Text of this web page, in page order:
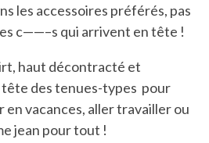
les accessoires préférés, pas
c——–s qui arrivent en tête !
haut décontracté et
des tenues-types pour
en vacances, aller travailler ou
jean pour tout !